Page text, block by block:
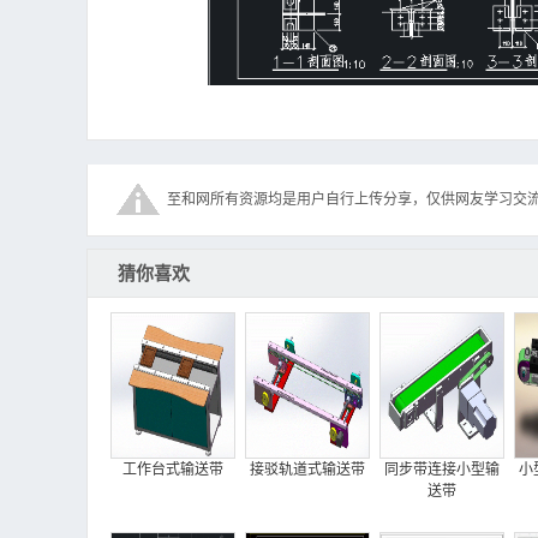
至和网所有资源均是用户自行上传分享，仅供网友学习交
猜你喜欢
工作台式输送带 接驳轨道式输送带
同步带连接小型输
送带
小